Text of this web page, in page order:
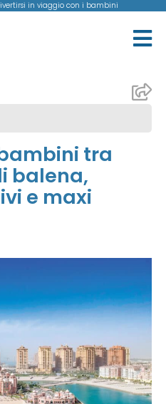
in viaggio con i bambini
tra
balena,
e maxi